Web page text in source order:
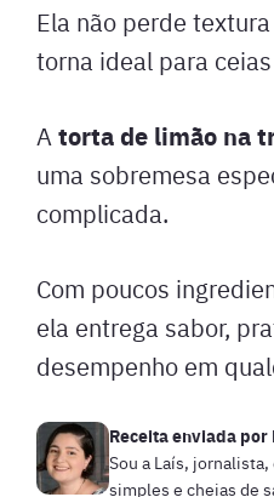
Ela não perde
torna ideal para
A torta de limão na
uma sobremesa
complicada.
Com poucos
ela entrega sabor,
desempenho em
Receita enviada por
Sou a Laís,
simples e cheias de